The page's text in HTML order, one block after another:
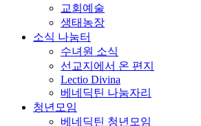
교회예술
생태농장
소식 나눔터
수녀원 소식
선교지에서 온 편지
Lectio Divina
베네딕틴 나눔자리
청년모임
베네딕틴 청년모임